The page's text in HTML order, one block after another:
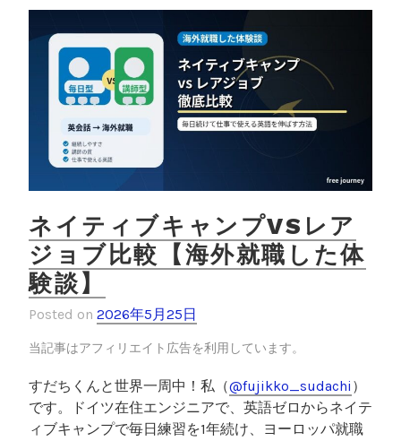
判
セ
ブ
2
ヶ
月
通
っ
会
人
体
験
談
o
k
ネイティブキャンプVSレア
ジョブ比較【海外就職した体
験談】
Posted on 2026年5月25日
当記事はアフィリエイト広告を利用しています。
すだちくんと世界一周中！私（@fujikko_sudachi ）
です。ドイツ在住エンジニアで、英語ゼロからネイテ
ィブキャンプで毎日練習を1年続け、ヨーロッパ就職